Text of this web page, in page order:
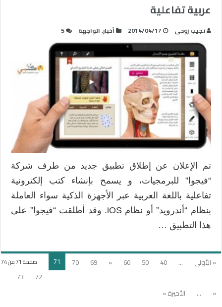
عربية تفاعلية
نجيب زوحى 2014/04/17 أخبار,الواجهة 5
تم الإعلان عن إطلاق تطبيق جديد من طرف شركة
“فيجوا” للبرمجيات، و يسمح بإنشاء كتب إلكترونية
تفاعلية باللغة العربية عبر الأجهزة الذكية سواء العاملة
بنظام “أندرويد” أو نظام iOS. وقد أطلقت “فيجوا” على
هذا التطبيق …
صفحة 71 من 74 « الأولى ...
40
50
60
«
69
70
71
72
73
»
... الأخيرة »